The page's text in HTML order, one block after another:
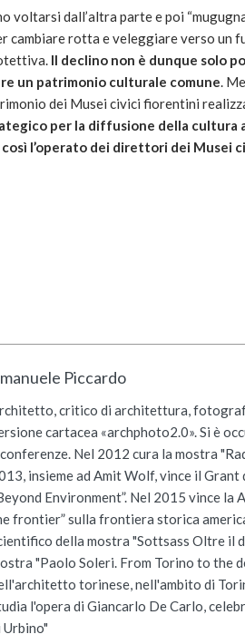
voltarsi dall’altra parte e poi
cambiare rotta e veleggiare verso un
Il declino non è dunque solo
un patrimonio culturale comune.
dei Musei civici fiorentini
per la diffusione della cultura
l’operato dei direttori dei Musei
Piccardo
critico di architettura,
cartacea «archphoto2.0». Si è
Nel 2012 cura la mostra
insieme ad Amit Wolf, vince il
Environment”. Nel 2015 vince
frontier” sulla frontiera storica
della mostra "Sottsass Oltre il
"Paolo Soleri. From Torino to the
torinese, nell'ambito di
l'opera di Giancarlo De Carlo,
Urbino"